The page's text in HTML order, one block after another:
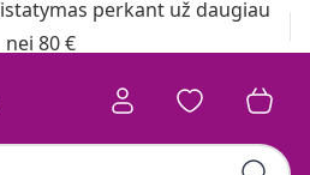
perkant už daugiau
nei 80 €